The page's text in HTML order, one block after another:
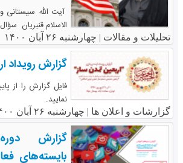
آیت الله سیستانی
الاسلام قنبریان
تحلیلات و مقالات | چهارشنبه ۲۶ آبان ۱۴۰۰
گزارش رویداد
فایل گزارش را از
نمایید.
گزارشات و اعلان ها | چهارشنبه ۲۶ آبان ۱۴۰۰
گزارش
بایسته‌های